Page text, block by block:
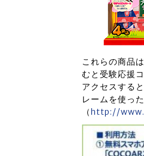
これらの商品
むと受験応援
アクセスする
レームを使っ
（http://